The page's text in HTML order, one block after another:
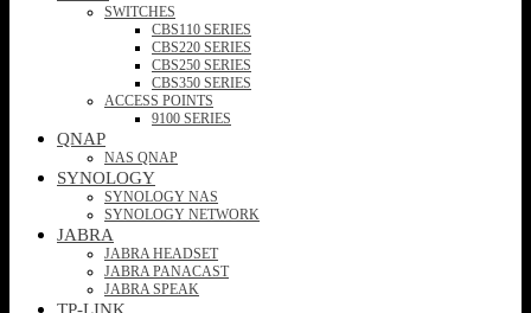
SWITCHES
CBS110 SERIES
CBS220 SERIES
CBS250 SERIES
CBS350 SERIES
ACCESS POINTS
9100 SERIES
QNAP
NAS QNAP
SYNOLOGY
SYNOLOGY NAS
SYNOLOGY NETWORK
JABRA
JABRA HEADSET
JABRA PANACAST
JABRA SPEAK
TP-LINK